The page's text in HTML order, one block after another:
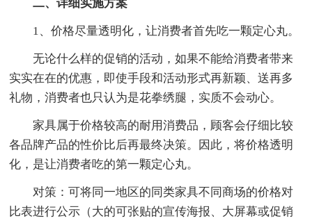
二、详细实施方案
1、价格尽量透明化，让消费者首先吃一颗定心丸。
无论什么样的促销的活动，如果不能给消费者带来
实实在在的优惠，即使手段和活动形式再新颖、送再多
礼物，消费者也只认为是花拳绣腿，实质不会动心。
家具属于价格较高的耐用消费品，顾客会仔细比较
各品牌产品的性价比后再最终决策。因此，将价格透明
化，是让消费者吃的第一颗定心丸。
对策：可将同一地区的同类家具不同商场的价格对
比表进行公示（大的可张贴的宣传海报、大屏幕或促销